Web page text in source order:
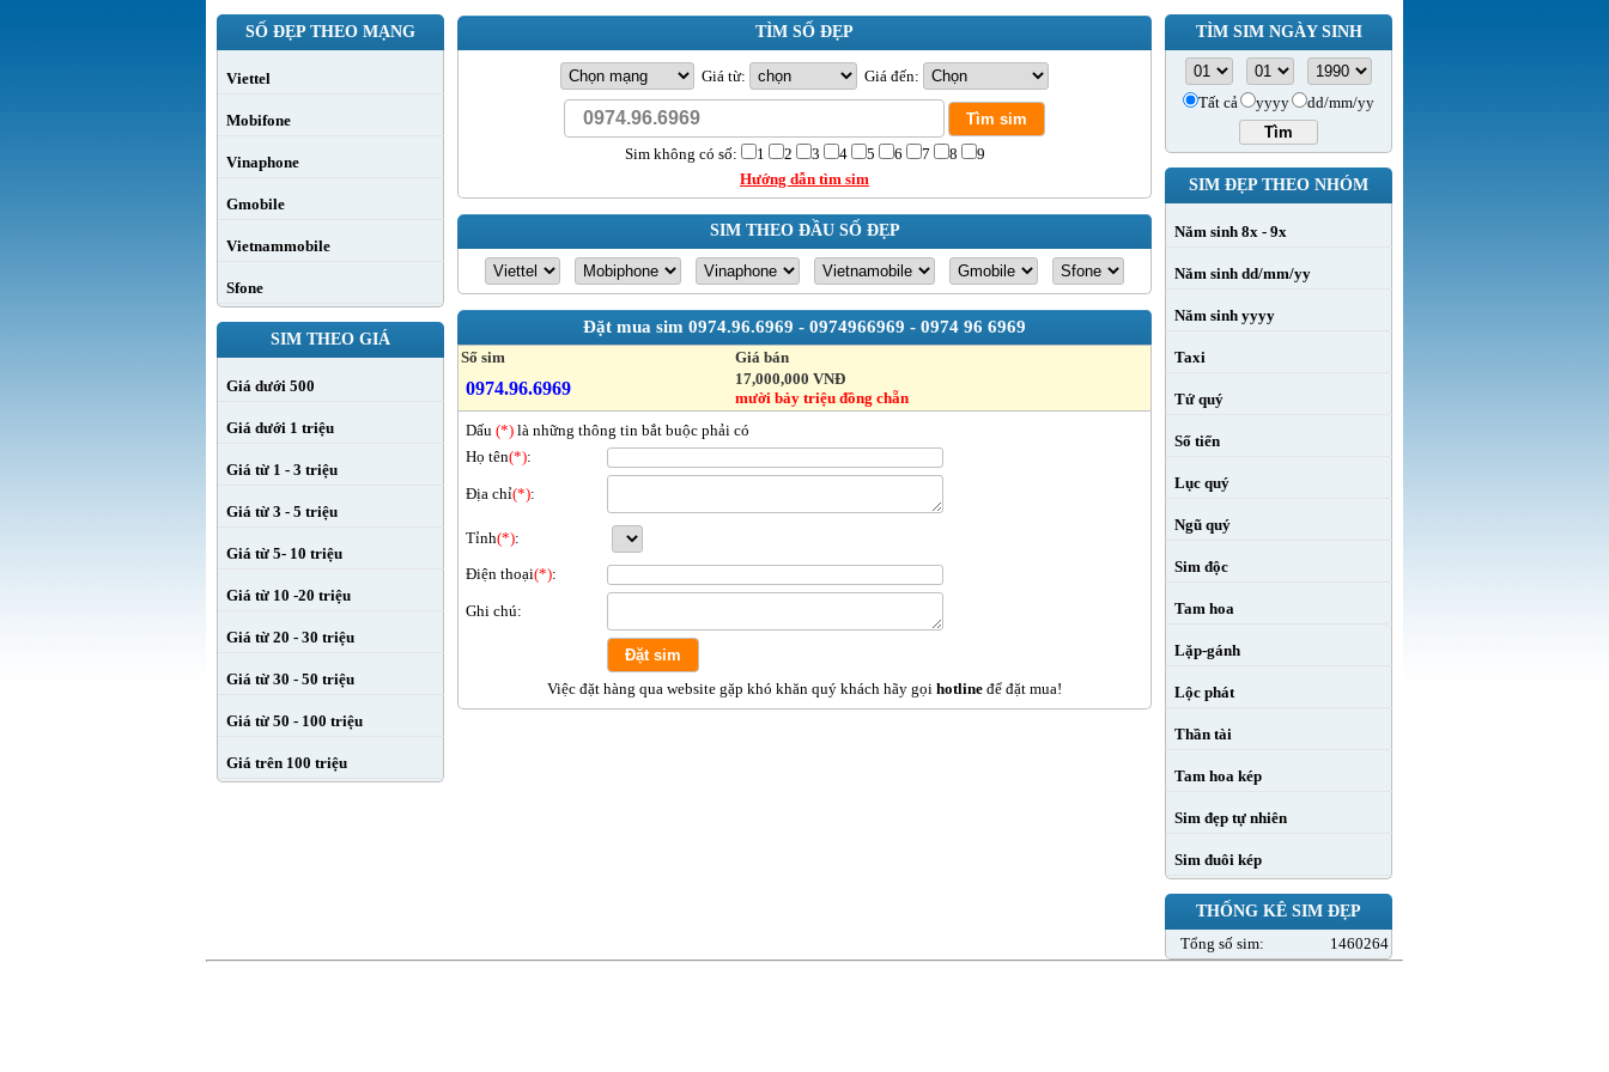
SỐ ĐẸP THEO MẠNG
Viettel
Mobifone
Vinaphone
Gmobile
Vietnammobile
Sfone
SIM THEO GIÁ
Giá dưới 500
Giá dưới 1 triệu
Giá từ 1 - 3 triệu
Giá từ 3 - 5 triệu
Giá từ 5- 10 triệu
Giá từ 10 -20 triệu
Giá từ 20 - 30 triệu
Giá từ 30 - 50 triệu
Giá từ 50 - 100 triệu
Giá trên 100 triệu
TÌM SỐ ĐẸP
Giá từ: Giá đến:
Sim không có số: 1 2 3 4 5 6 7 8
9
Hướng dẫn tìm sim
SIM THEO ĐẦU SỐ ĐẸP
Đặt mua sim 0974.96.6969 - 0974966969 - 0974 96 6969
Số sim Giá bán
0974.96.6969
17,000,000 VNĐ
mười bảy triệu đồng chẵn
Dấu (*) là những thông tin bắt buộc phải có
Họ tên(*):
Địa chỉ(*):
Tỉnh(*):
Điện thoại(*):
Ghi chú:
Việc đặt hàng qua website gặp khó khăn quý khách hãy gọi hotline để đặt mua!
TÌM SIM NGÀY SINH
Tất cả yyyy dd/mm/yy
SIM ĐẸP THEO NHÓM
Năm sinh 8x - 9x
Năm sinh dd/mm/yy
Năm sinh yyyy
Taxi
Tứ quý
Số tiến
Lục quý
Ngũ quý
Sim độc
Tam hoa
Lặp-gánh
Lộc phát
Thần tài
Tam hoa kép
Sim đẹp tự nhiên
Sim đuôi kép
THỐNG KÊ SIM ĐẸP
Tổng số sim:
1460264